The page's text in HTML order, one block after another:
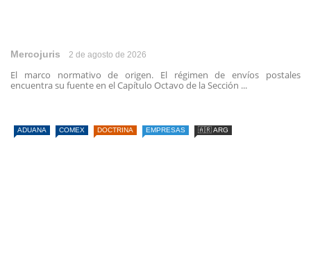
Mercojuris 2 de agosto de 2026
El marco normativo de origen. El régimen de envíos postales
encuentra su fuente en el Capítulo Octavo de la Sección ...
ADUANA COMEX DOCTRINA EMPRESAS 🇦🇷 ARG